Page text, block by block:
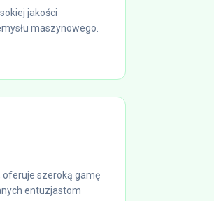
jakości
maszynowego.
oferuje szeroką gamę
entuzjastom